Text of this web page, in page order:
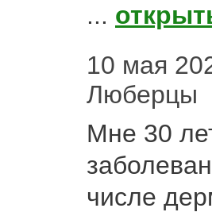
...
10 мая
Люберцы
Мне 30
числе